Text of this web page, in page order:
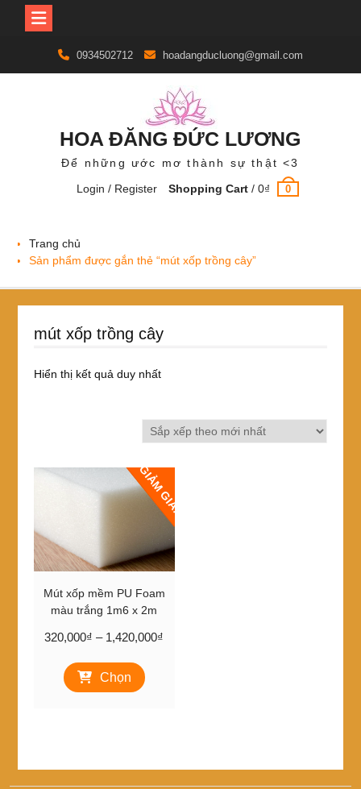
content
0934502712 hoadangducluong@gmail.com
HOA ĐĂNG ĐỨC LƯƠNG
Để những ước mơ thành sự thật <3
Login / Register
Shopping Cart /0₫ 0
Trang chủ
Sản phẩm được gắn thẻ “mút xốp trồng cây”
mút xốp trồng cây
Hiển thị kết quả duy nhất
GIẢM GIÁ!
Mút xốp mềm PU Foam
màu trắng 1m6 x 2m
320,000₫ – 1,420,000₫
Chọn
phẩm